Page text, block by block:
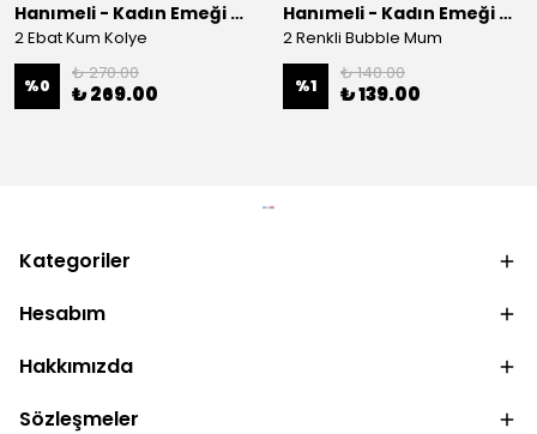
Hanımeli - Kadın Emeği Çarşısı
2 Ebat Kum Kolye
%0
₺ 270.00
₺ 269.00
Hanımeli - Kadın Emeği Çarşısı
2 Renkli Bubble Mum
%1
₺ 140.00
₺ 139.00
Kategoriler
Hesabım
Hakkımızda
Sözleşmeler